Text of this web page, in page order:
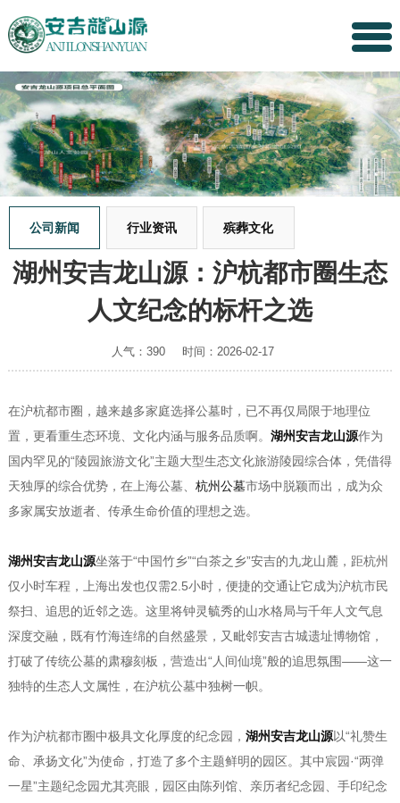
公司新闻 行业资讯 殡葬文化
湖州安吉龙山源：沪杭都市圈生态
人文纪念的标杆之选
人气：390 时间：2026-02-17
在沪杭都市圈，越来越多家庭选择公墓时，已不再仅局限于地理位
置，更看重生态环境、文化内涵与服务品质啊。 湖州安吉龙山源作为
国内罕见的“陵园旅游文化”主题大型生态文化旅游陵园综合体，凭借得
天独厚的综合优势，在上海公墓、 杭州公墓市场中脱颖而出，成为众
多家属安放逝者、传承生命价值的理想之选。
湖州安吉龙山源坐落于“中国竹乡”“白茶之乡”安吉的九龙山麓，距杭州
仅小时车程，上海出发也仅需2.5小时，便捷的交通让它成为沪杭市民
祭扫、追思的近邻之选。这里将钟灵毓秀的山水格局与千年人文气息
深度交融，既有竹海连绵的自然盛景，又毗邻安吉古城遗址博物馆，
打破了传统公墓的肃穆刻板，营造出“人间仙境”般的追思氛围——这一
独特的生态人文属性，在沪杭公墓中独树一帜。
作为沪杭都市圈中极具文化厚度的纪念园， 湖州安吉龙山源以“礼赞生
命、承扬文化”为使命，打造了多个主题鲜明的园区。其中宸园·“两弹
一星”主题纪念园尤其亮眼，园区由陈列馆、亲历者纪念园、手印纪念